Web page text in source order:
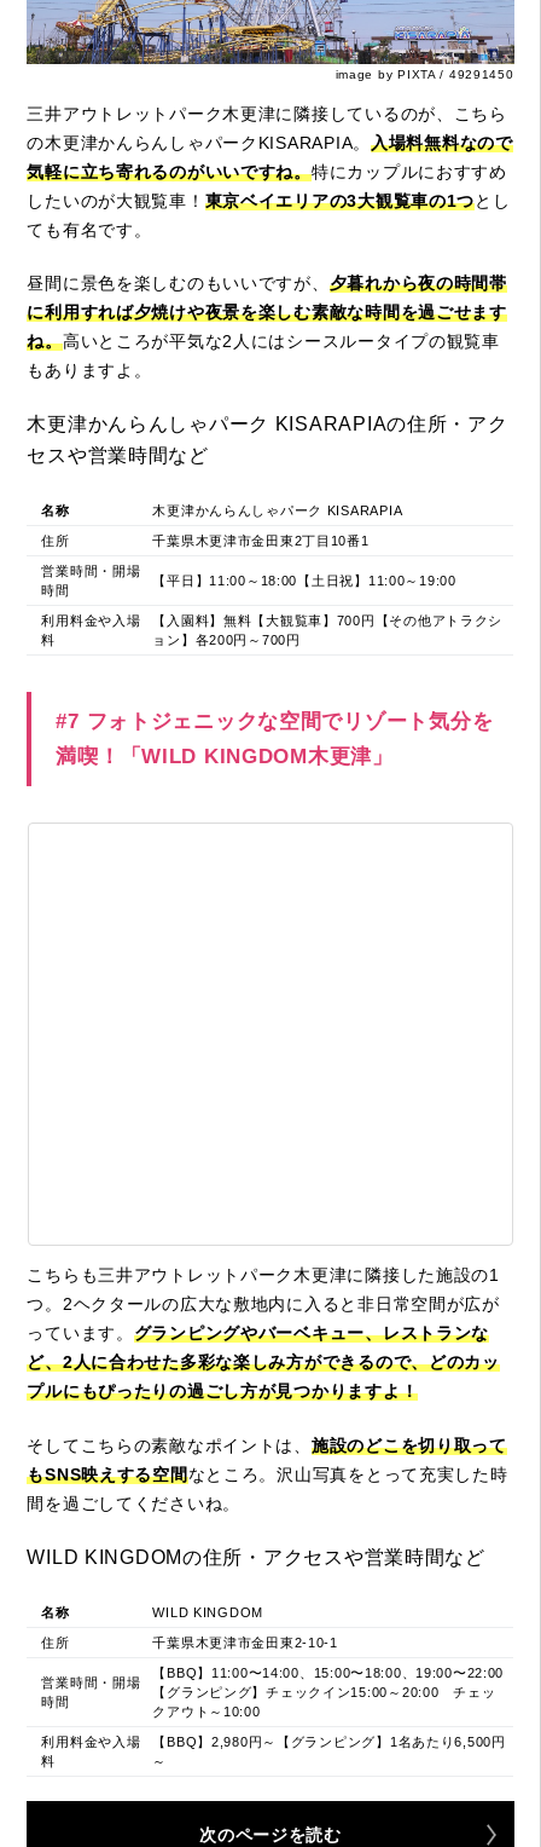
image by PIXTA / 49291450
三井アウトレットパーク木更津に隣接しているのが、こちら
の木更津かんらんしゃパークKISARAPIA。 入場料無料なので
気軽に立ち寄れるのがいいですね。特にカップルにおすすめ
したいのが大観覧車！ 東京ベイエリアの3大観覧車の1つとし
ても有名です。
昼間に景色を楽しむのもいいですが、 夕暮れから夜の時間帯
に利用すれば夕焼けや夜景を楽しむ素敵な時間を過ごせます
ね。高いところが平気な2人にはシースルータイプの観覧車
もありますよ。
木更津かんらんしゃパーク KISARAPIAの住所・アク
セスや営業時間など
名称 木更津かんらんしゃパーク KISARAPIA
住所 千葉県木更津市金田東2丁目10番1
営業時間・開場
時間
【平日】11:00～18:00【土日祝】11:00～19:00
利用料金や入場
料
【入園料】無料【大観覧車】700円【その他アトラクシ
ョン】各200円～700円
#7 フォトジェニックな空間でリゾート気分を
満喫！「WILD KINGDOM木更津」
こちらも三井アウトレットパーク木更津に隣接した施設の1
つ。2ヘクタールの広大な敷地内に入ると非日常空間が広が
っています。 グランピングやバーベキュー、レストランな
ど、2人に合わせた多彩な楽しみ方ができるので、どのカッ
プルにもぴったりの過ごし方が見つかりますよ！
そしてこちらの素敵なポイントは、 施設のどこを切り取って
もSNS映えする空間なところ。沢山写真をとって充実した時
間を過ごしてくださいね。
WILD KINGDOMの住所・アクセスや営業時間など
名称 WILD KINGDOM
住所 千葉県木更津市金田東2-10-1
営業時間・開場
時間
【BBQ】11:00〜14:00、15:00〜18:00、19:00〜22:00
【グランピング】チェックイン15:00～20:00 チェッ
クアウト～10:00
利用料金や入場
料
【BBQ】2,980円～【グランピング】1名あたり6,500円
～
次のページを読む